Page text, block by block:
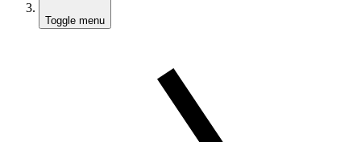
Toggle menu